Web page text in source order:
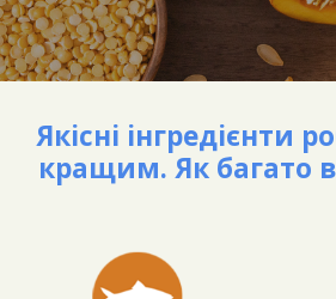
Якісні інгредієнти
кращим. Як багато